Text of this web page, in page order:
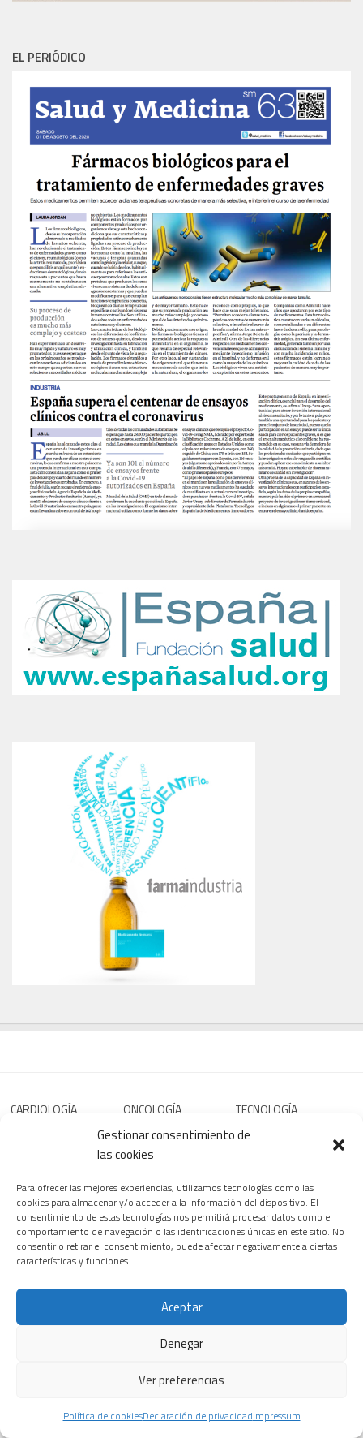
Gestionar consentimiento de
las cookies
Para ofrecer las mejores experiencias, utilizamos tecnologías como las
cookies para almacenar y/o acceder a la información del dispositivo. El
consentimiento de estas tecnologías nos permitirá procesar datos como el
comportamiento de navegación o las identificaciones únicas en este sitio. No
consentir o retirar el consentimiento, puede afectar negativamente a ciertas
características y funciones.
Aceptar
Denegar
Ver preferencias
Política de cookiesDeclaración de privacidadImpressum
EL PERIÓDICO
CARDIOLOGÍA
Un tratamiento
con omega-3
purificado
reduce el daño
infarto al actuar
sobre el
ONCOLOGÍA
El revolucionario
fármaco para
cáncer de
páncreas que
ya empieza a
beneficiar al
enfermo
28 JULIO, 2026
¿Nanopartículas
TECNOLOGÍA
Macami
Biotech,
biotecnología
aplicada a la
24 FEBRERO, 2026
inaugura la